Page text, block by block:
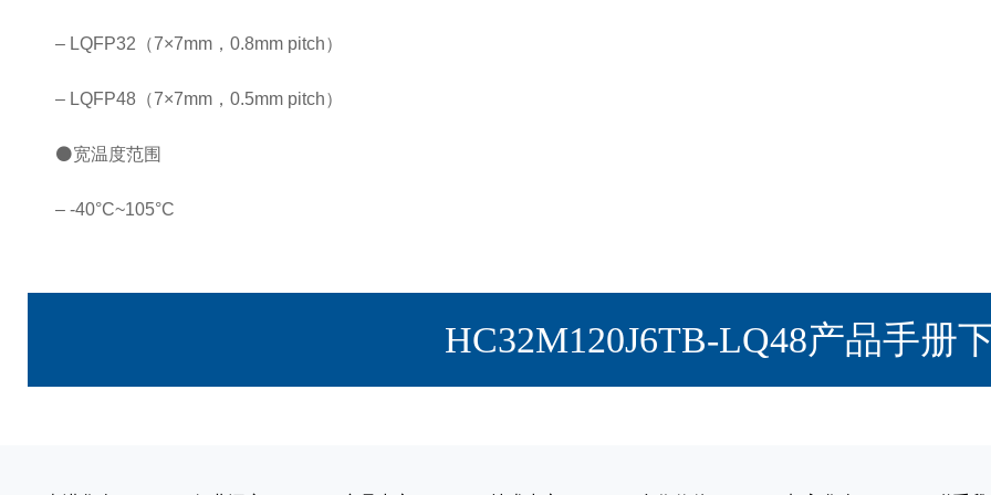
– LQFP32（7×7mm，0.8mm pitch）
– LQFP48（7×7mm，0.5mm pitch）
⚫宽温度范围
– -40°C~105°C
HC32M120J6TB-LQ48产品手册